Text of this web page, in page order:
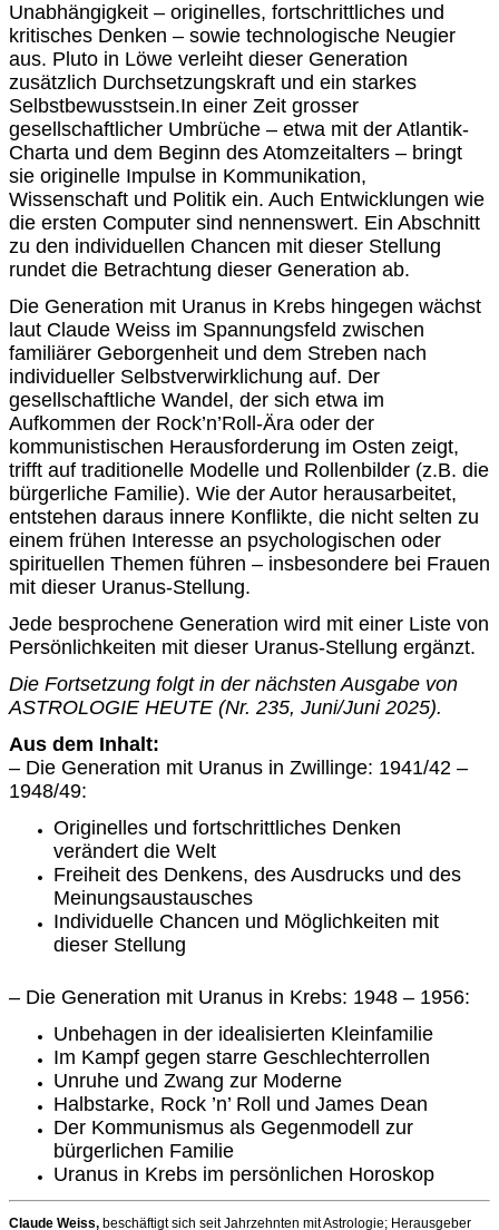
Unabhängigkeit – originelles, fortschrittliches und
kritisches Denken – sowie technologische Neugier
aus. Pluto in Löwe verleiht dieser Generation
zusätzlich Durchsetzungskraft und ein starkes
Selbstbewusstsein.In einer Zeit grosser
gesellschaftlicher Umbrüche – etwa mit der Atlantik-
Charta und dem Beginn des Atomzeitalters – bringt
sie originelle Impulse in Kommunikation,
Wissenschaft und Politik ein. Auch Entwicklungen wie
die ersten Computer sind nennenswert. Ein Abschnitt
zu den individuellen Chancen mit dieser Stellung
rundet die Betrachtung dieser Generation ab.
Die Generation mit Uranus in Krebs hingegen wächst
laut Claude Weiss im Spannungsfeld zwischen
familiärer Geborgenheit und dem Streben nach
individueller Selbstverwirklichung auf. Der
gesellschaftliche Wandel, der sich etwa im
Aufkommen der Rock’n’Roll-Ära oder der
kommunistischen Herausforderung im Osten zeigt,
trifft auf traditionelle Modelle und Rollenbilder (z.B. die
bürgerliche Familie). Wie der Autor herausarbeitet,
entstehen daraus innere Konflikte, die nicht selten zu
einem frühen Interesse an psychologischen oder
spirituellen Themen führen – insbesondere bei Frauen
mit dieser Uranus-Stellung.
Jede besprochene Generation wird mit einer Liste von
Persönlichkeiten mit dieser Uranus-Stellung ergänzt.
Die Fortsetzung folgt in der nächsten Ausgabe von
ASTROLOGIE HEUTE (Nr. 235, Juni/Juni 2025).
Aus dem Inhalt:
– Die Generation mit Uranus in Zwillinge: 1941/42 –
1948/49:
Originelles und fortschrittliches Denken
verändert die Welt
Freiheit des Denkens, des Ausdrucks und des
Meinungsaustausches
Individuelle Chancen und Möglichkeiten mit
dieser Stellung
– Die Generation mit Uranus in Krebs: 1948 – 1956:
Unbehagen in der idealisierten Kleinfamilie
Im Kampf gegen starre Geschlechterrollen
Unruhe und Zwang zur Moderne
Halbstarke, Rock ’n’ Roll und James Dean
Der Kommunismus als Gegenmodell zur
bürgerlichen Familie
Uranus in Krebs im persönlichen Horoskop
Claude Weiss, beschäftigt sich seit Jahrzehnten mit Astrologie; Herausgeber